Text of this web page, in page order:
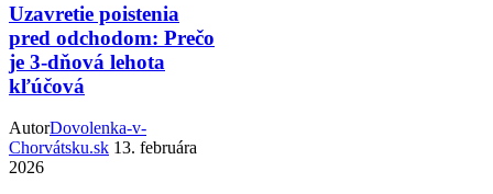
Uzavretie poistenia
pred odchodom: Prečo
je 3-dňová lehota
kľúčová
AutorDovolenka-v-
Chorvátsku.sk 13. februára
2026